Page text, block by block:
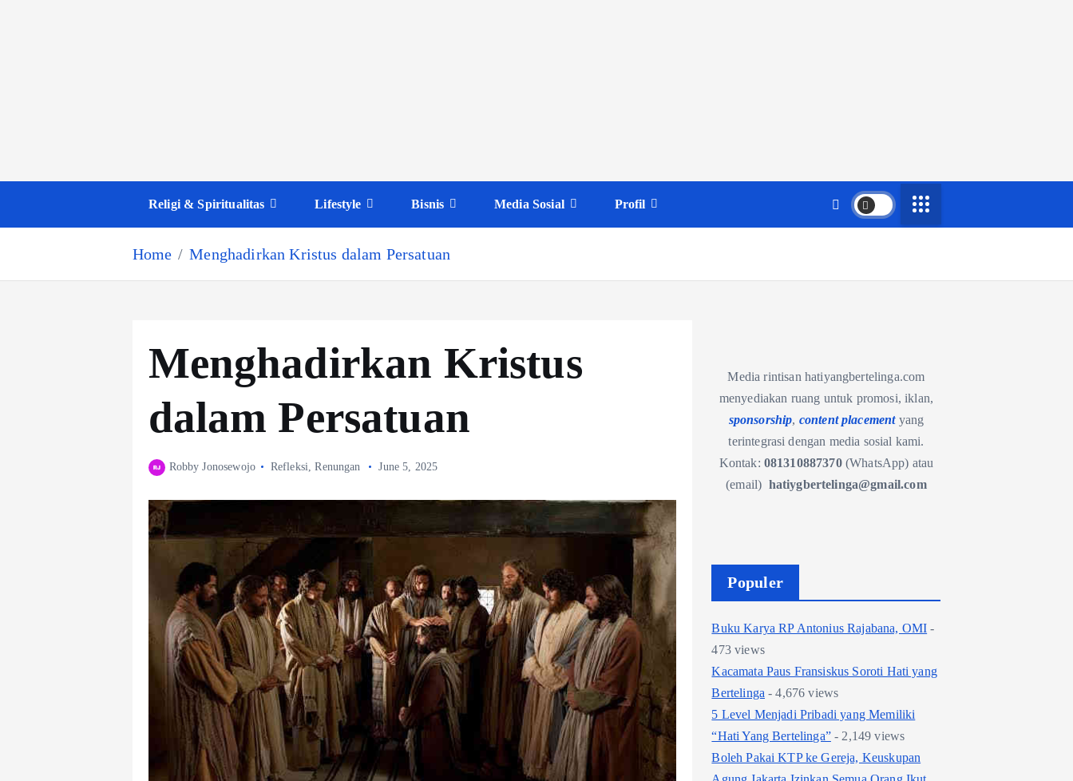
Religi & Spiritualitas Lifestyle Bisnis Media Sosial Profil
Home Menghadirkan Kristus dalam Persatuan
Menghadirkan Kristus
dalam Persatuan
Robby Jonosewojo Refleksi ,Renungan June 5, 2025
Media rintisan hatiyangbertelinga.com
menyediakan ruang untuk promosi, iklan,
sponsorship, content placementyang
terintegrasi dengan media sosial kami.
Kontak: 081310887370 (WhatsApp) atau
(email) hatiygbertelinga@gmail.com
Populer
Buku Karya RP Antonius Rajabana, OMI -
473 views
Kacamata Paus Fransiskus Soroti Hati yang
Bertelinga - 4,676 views
5 Level Menjadi Pribadi yang Memiliki
“Hati Yang Bertelinga”- 2,149 views
Boleh Pakai KTP ke Gereja, Keuskupan